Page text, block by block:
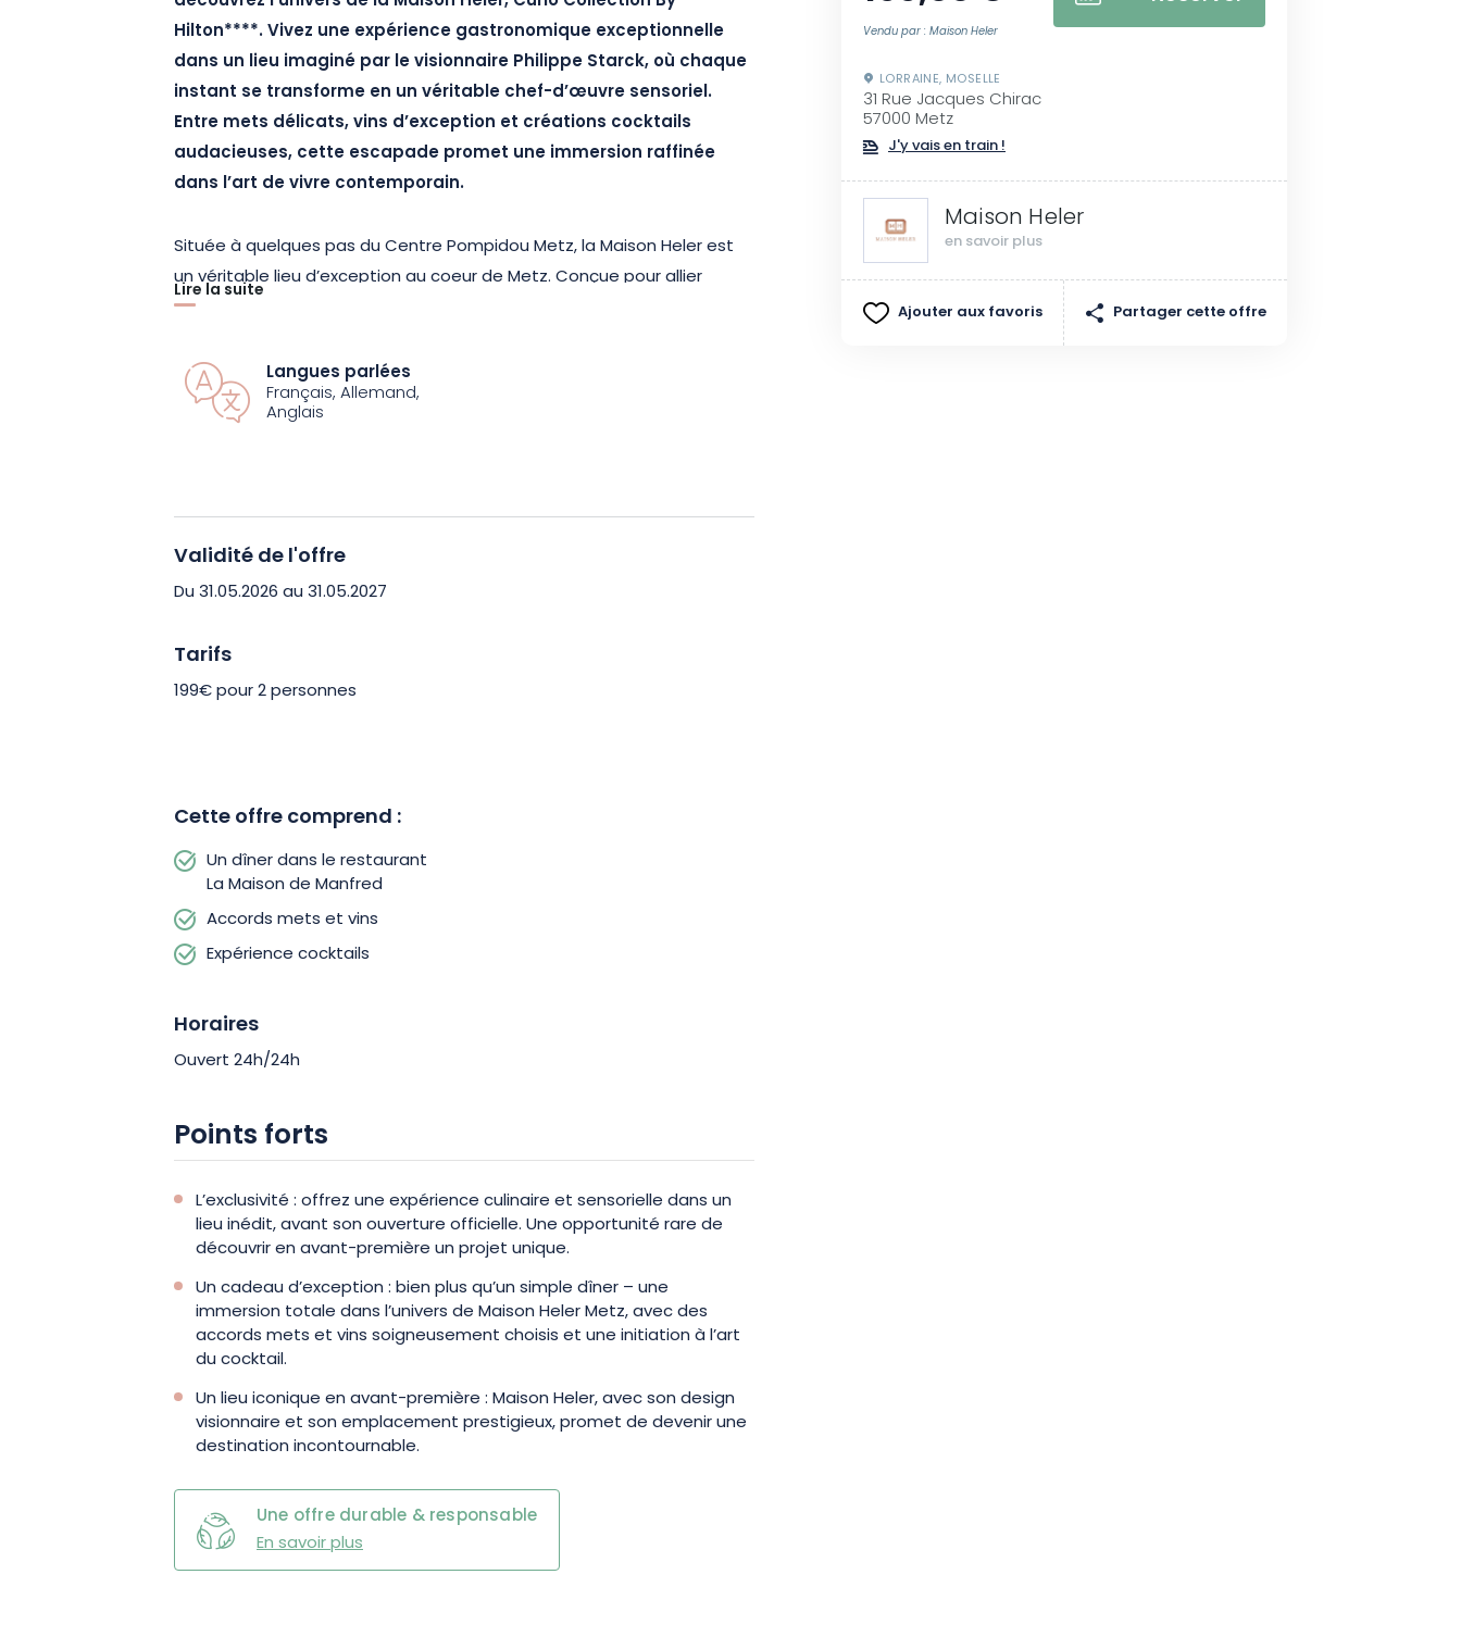
Hilton****. Vivez une expérience gastronomique exceptionnelle
dans un lieu imaginé par le visionnaire Philippe Starck, où chaque
instant se transforme en un véritable chef-d’œuvre sensoriel.
Entre mets délicats, vins d’exception et créations cocktails
audacieuses, cette escapade promet une immersion raffinée
dans l’art de vivre contemporain.
Située à quelques pas du Centre Pompidou Metz, la Maison Heler est
un véritable lieu d’exception au coeur de Metz. Conçue pour allier
confort et modernité, elle abrite 104 chambres et suites spacieuses
comprenant 2 restaurants, 2 bars et des équipements haut de
gamme.
véritable œuvre d’art. Appréciez des accords mets et vins
minutieusement sélectionnés pour une harmonie totale des saveurs,
offrant une expérience gustative exceptionnelle. Enfin, laissez-vous
audacieuses et raffinées qui viendront sublimer votre soirée.
Offrez-vous un moment d’exception ou partagez cette expérience
Lire la suite
Langues parlées
Français, Allemand,
Anglais
Validité de l'offre
Du 31.05.2026 au 31.05.2027
Tarifs
199€ pour 2 personnes
Cette offre comprend :
Un dîner dans le restaurant
La Maison de Manfred
Accords mets et vins
Expérience cocktails
Horaires
Ouvert 24h/24h
Points forts
L’exclusivité : offrez une expérience culinaire et sensorielle dans un
lieu inédit, avant son ouverture officielle. Une opportunité rare de
découvrir en avant-première un projet unique.
Un cadeau d’exception : bien plus qu’un simple dîner – une
immersion totale dans l’univers de Maison Heler Metz, avec des
accords mets et vins soigneusement choisis et une initiation à l’art
du cocktail.
Un lieu iconique en avant-première : Maison Heler, avec son design
visionnaire et son emplacement prestigieux, promet de devenir une
destination incontournable.
Une offre durable & responsable
En savoir plus
Vendu par : Maison Heler
LORRAINE, MOSELLE
31 Rue Jacques Chirac
57000 Metz
J'y vais en train !
Maison Heler
en savoir plus
Ajouter aux favoris Partager cette offre